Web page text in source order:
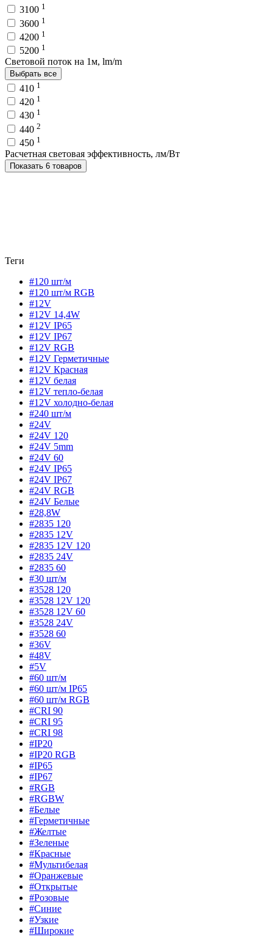
3100 1
3600 1
4200 1
5200 1
Световой поток на 1м, lm/m
Выбрать все
410 1
420 1
430 1
440 2
450 1
Расчетная световая эффективность, лм/Вт
Показать 6 товаров
Теги
#120 шт/м
#120 шт/м RGB
#12V
#12V 14,4W
#12V IP65
#12V IP67
#12V RGB
#12V Герметичные
#12V Красная
#12V белая
#12V тепло-белая
#12V холодно-белая
#240 шт/м
#24V
#24V 120
#24V 5mm
#24V 60
#24V IP65
#24V IP67
#24V RGB
#24V Белые
#28,8W
#2835 120
#2835 12V
#2835 12V 120
#2835 24V
#2835 60
#30 шт/м
#3528 120
#3528 12V 120
#3528 12V 60
#3528 24V
#3528 60
#36V
#48V
#5V
#60 шт/м
#60 шт/м IP65
#60 шт/м RGB
#CRI 90
#CRI 95
#CRI 98
#IP20
#IP20 RGB
#IP65
#IP67
#RGB
#RGBW
#Белые
#Герметичные
#Желтые
#Зеленые
#Красные
#Мультибелая
#Оранжевые
#Открытые
#Розовые
#Синие
#Узкие
#Широкие